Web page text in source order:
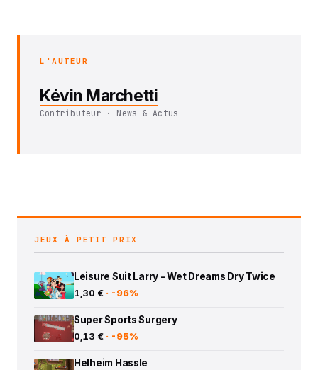
L'AUTEUR
Kévin Marchetti
Contributeur · News & Actus
JEUX À PETIT PRIX
Leisure Suit Larry - Wet Dreams Dry Twice
1,30 € · -96%
Super Sports Surgery
0,13 € · -95%
Helheim Hassle